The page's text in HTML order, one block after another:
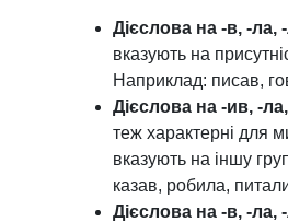
Дієслова на -в, -ла,
вказують на
Наприклад: писав,
Дієслова на -ив, -
теж характерні для
вказують на іншу
казав, робила,
Дієслова на -в, -ла,